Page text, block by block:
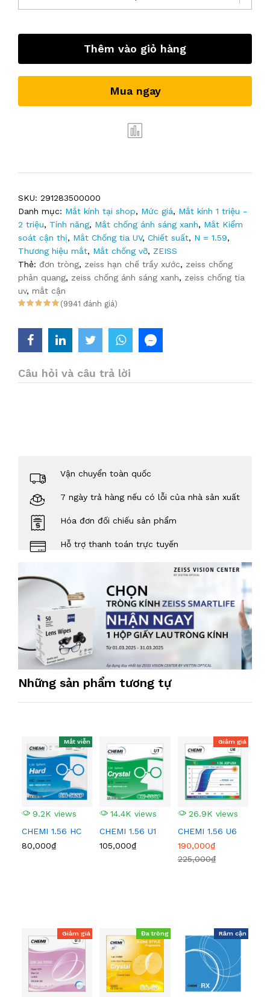
Thêm vào giỏ hàng
Mua ngay
SKU: 291283500000
Danh mục: Mắt kính tại shop, Mức giá, Mắt kính 1 triệu -
2 triệu, Tính năng, Mắt chống ánh sáng xanh, Mắt Kiểm
soát cận thị, Mắt Chống tia UV, Chiết suất, N = 1.59,
Thương hiệu mắt, Mắt chống vỡ, ZEISS
Thẻ: đơn tròng, zeiss hạn chế trầy xước, zeiss chống
phản quang, zeiss chống ánh sáng xanh, zeiss chống tia
uv, mắt cận
(9941 đánh giá)
Câu hỏi và câu trả lời
Vận chuyển toàn quốc
7 ngày trả hàng nếu có lỗi của nhà sản xuất
Hóa đơn đối chiếu sản phẩm
Hỗ trợ thanh toán trực tuyến
Những sản phẩm tương tự
9.2K views
Mắt viễn
CHEMI 1.56 HC
80,000₫
14.4K views
CHEMI 1.56 U1
105,000₫
26.9K views
Giảm giá
CHEMI 1.56 U6
190,000₫
225,000₫
Giảm giá Đa tròng Râm cận